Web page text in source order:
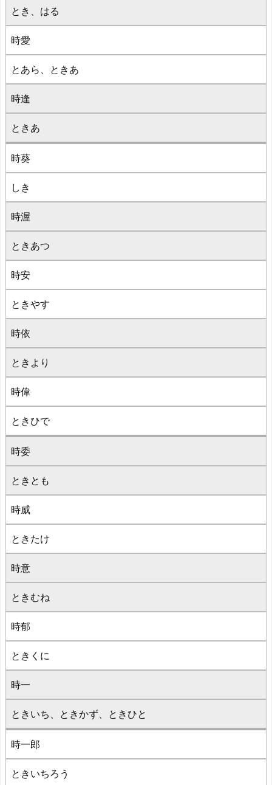
とき、はる
時愛
とあら、ときあ
時逢
ときあ
時葵
しき
時渥
ときあつ
時安
ときやす
時依
ときより
時偉
ときひで
時委
ときとも
時威
ときたけ
時意
ときむね
時郁
ときくに
時一
ときいち、ときかず、ときひと
時一郎
ときいちろう